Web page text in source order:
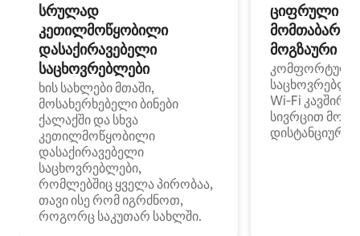
სრულად
კეთილმოწყობილი
დასაქირავებელი
საცხოვრებლები
ხის სახლები მთაში,
მოსახერხებელი ბინები
ქალაქში და სხვა
კეთილმოწყობილი
დასაქირავებელი
საცხოვრებლები,
რომლებშიც ყველა პირობაა,
თავი ისე რომ იგრძნოთ,
როგორც საკუთარ სახლში.
ციფრული
მოგზაური
კომფორტული
Wi‑Fi
სივრცით
დისტანციური